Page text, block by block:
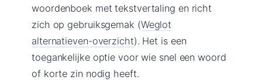
woordenboek met tekstvertaling en richt
zich op gebruiksgemak (Weglot
alternatieven-overzicht). Het is een
toegankelijke optie voor wie snel een woord
of korte zin nodig heeft.